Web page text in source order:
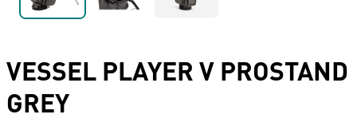
VESSEL PLAYER V PROSTAND
GREY